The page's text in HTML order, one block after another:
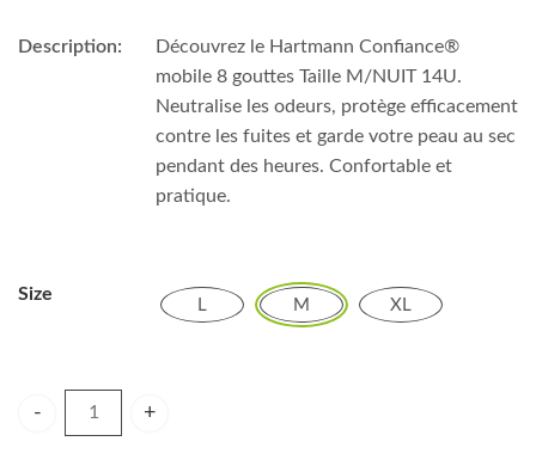
Description:
Découvrez le Hartmann Confiance®
mobile 8 gouttes Taille M/NUIT 14U.
Neutralise les odeurs, protège efficacement
contre les fuites et garde votre peau au sec
pendant des heures. Confortable et
pratique.
Size
L M XL